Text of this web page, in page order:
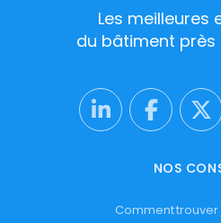
Les meilleures
du bâtiment près
NOS
Comment trouver